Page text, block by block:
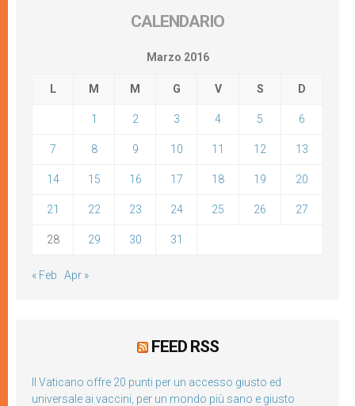
CALENDARIO
Marzo 2016
L M M G V S D
1 2 3 4 5 6
7 8 9 10 11 12 13
14 15 16 17 18 19 20
21 22 23 24 25 26 27
28 29 30 31
« Feb Apr »
FEED RSS
Il Vaticano offre 20 punti per un accesso giusto ed
universale ai vaccini, per un mondo più sano e giusto